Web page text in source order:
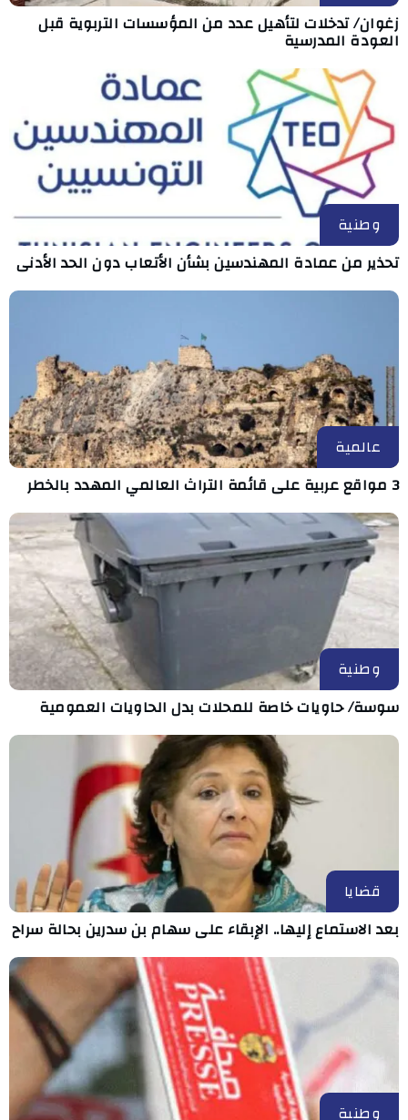
زغوان/ تدخلات لتأهيل عدد من المؤسسات التربوية قبل
العودة المدرسية
وطنية
تحذير من عمادة المهندسين بشأن الأتعاب دون الحد الأدنى
عالمية
3 مواقع عربية على قائمة التراث العالمي المهدد بالخطر
وطنية
سوسة/ حاويات خاصة للمحلات بدل الحاويات العمومية
قضايا
بعد الاستماع إليها.. الإبقاء على سهام بن سدرين بحالة سراح
وطنية